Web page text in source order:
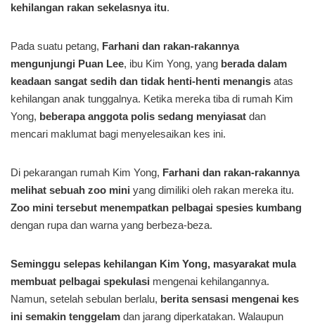
kehilangan rakan sekelasnya itu.
Pada suatu petang, Farhani dan rakan-rakannya
mengunjungi Puan Lee, ibu Kim Yong, yang berada dalam
keadaan sangat sedih dan tidak henti-henti menangis atas
kehilangan anak tunggalnya. Ketika mereka tiba di rumah Kim
Yong, beberapa anggota polis sedang menyiasat dan
mencari maklumat bagi menyelesaikan kes ini.
Di pekarangan rumah Kim Yong, Farhani dan rakan-rakannya
melihat sebuah zoo mini yang dimiliki oleh rakan mereka itu.
Zoo mini tersebut menempatkan pelbagai spesies kumbang
dengan rupa dan warna yang berbeza-beza.
Seminggu selepas kehilangan Kim Yong, masyarakat mula
membuat pelbagai spekulasi mengenai kehilangannya.
Namun, setelah sebulan berlalu, berita sensasi mengenai kes
ini semakin tenggelam dan jarang diperkatakan. Walaupun